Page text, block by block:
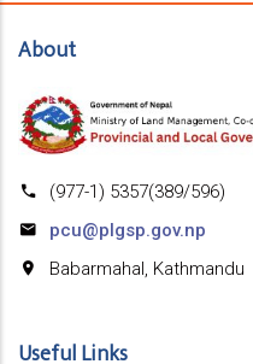
About
(977-1) 5357(389/596)
pcu@plgsp.gov.np
Babarmahal, Kathmandu
Useful Links